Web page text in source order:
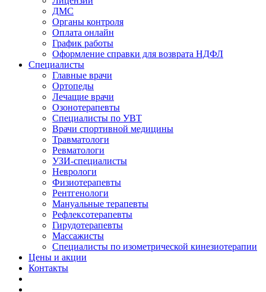
ДМС
Органы контроля
Оплата онлайн
График работы
Оформление справки для возврата НДФЛ
Специалисты
Главные врачи
Ортопеды
Лечащие врачи
Озонотерапевты
Специалисты по УВТ
Врачи спортивной медицины
Травматологи
Ревматологи
УЗИ-специалисты
Неврологи
Физиотерапевты
Рентгенологи
Мануальные терапевты
Рефлексотерапевты
Гирудотерапевты
Массажисты
Специалисты по изометрической кинезиотерапии
Цены и акции
Контакты